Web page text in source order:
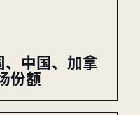
中国、加拿
份额